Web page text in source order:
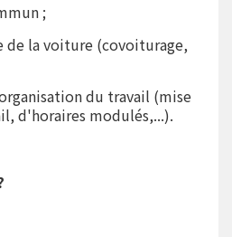
;
de la voiture (covoiturage,
du travail (mise
d'horaires modulés,...).